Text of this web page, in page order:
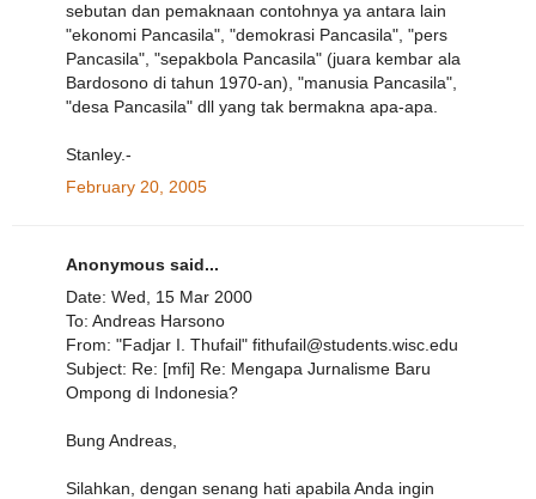
sebutan dan pemaknaan contohnya ya antara lain
"ekonomi Pancasila", "demokrasi Pancasila", "pers
Pancasila", "sepakbola Pancasila" (juara kembar ala
Bardosono di tahun 1970-an), "manusia Pancasila",
"desa Pancasila" dll yang tak bermakna apa-apa.
Stanley.-
February 20, 2005
Anonymous said...
Date: Wed, 15 Mar 2000
To: Andreas Harsono
From: "Fadjar I. Thufail" fithufail@students.wisc.edu
Subject: Re: [mfi] Re: Mengapa Jurnalisme Baru
Ompong di Indonesia?
Bung Andreas,
Silahkan, dengan senang hati apabila Anda ingin